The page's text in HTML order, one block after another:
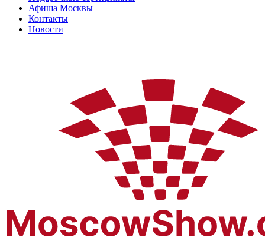
Афиша Москвы
Контакты
Новости